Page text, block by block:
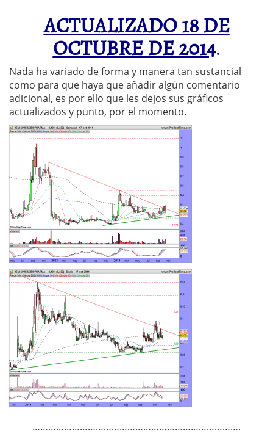
ACTUALIZADO 18 DE
OCTUBRE DE 2014.
Nada ha variado de forma y manera tan sustancial
como para que haya que añadir algún comentario
adicional, es por ello que les dejos sus gráficos
actualizados y punto, por el momento.
…………………………………………………………………….